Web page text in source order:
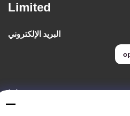
Limited
البريد الإلكتروني
عنواننا